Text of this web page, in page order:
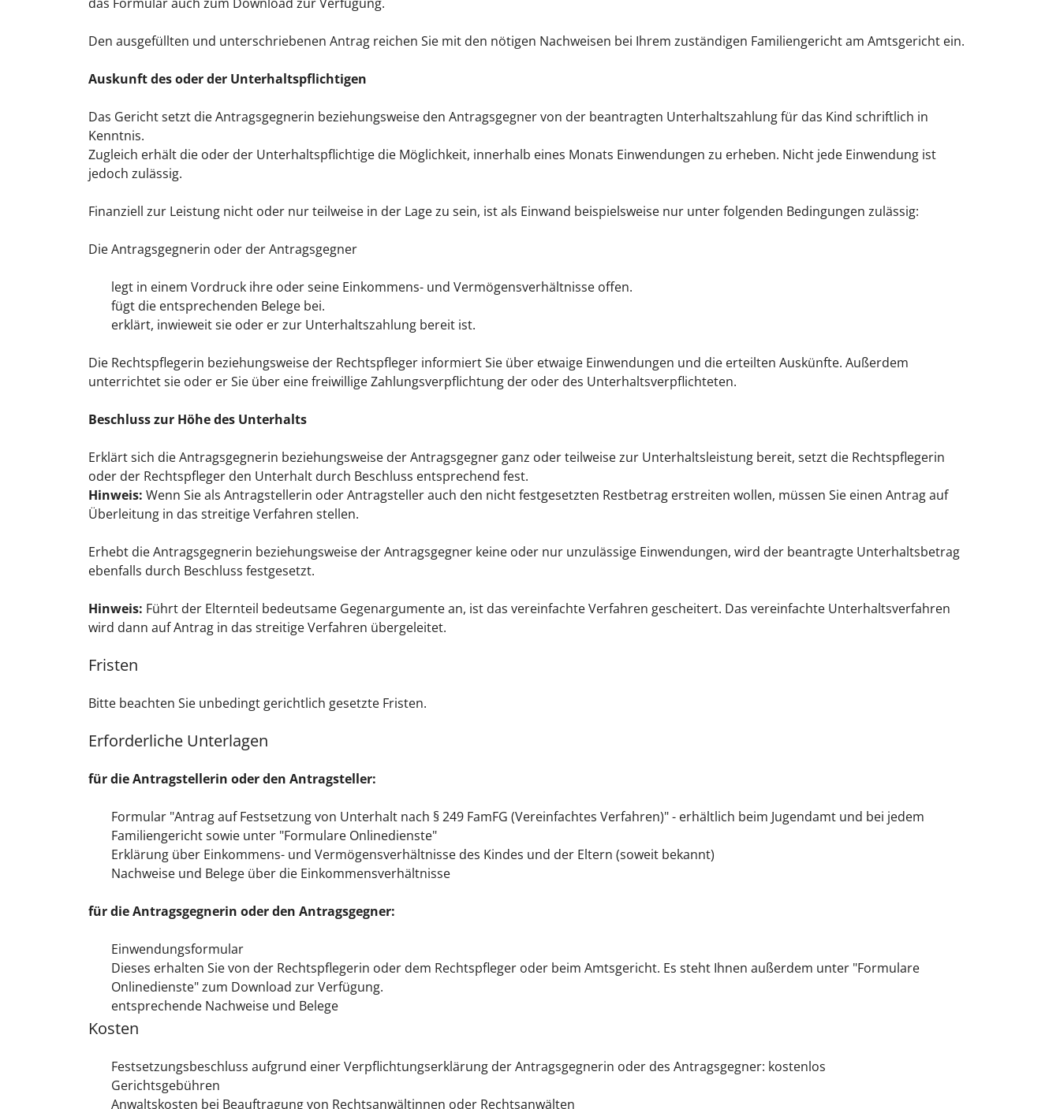
Den ausgefüllten und unterschriebenen Antrag reichen Sie mit den nötigen Nachweisen bei Ihrem zuständigen Familiengericht am Amtsgericht ein.
Auskunft des oder der Unterhaltspflichtigen
Das Gericht setzt die Antragsgegnerin beziehungsweise den Antragsgegner von der beantragten Unterhaltszahlung für das Kind schriftlich in
Kenntnis.
Zugleich erhält die oder der Unterhaltspflichtige die Möglichkeit, innerhalb eines Monats Einwendungen zu erheben. Nicht jede Einwendung ist
jedoch zulässig.
Finanziell zur Leistung nicht oder nur teilweise in der Lage zu sein, ist als Einwand beispielsweise nur unter folgenden Bedingungen zulässig:
Die Antragsgegnerin oder der Antragsgegner
legt in einem Vordruck ihre oder seine Einkommens- und Vermögensverhältnisse offen.
fügt die entsprechenden Belege bei.
erklärt, inwieweit sie oder er zur Unterhaltszahlung bereit ist.
Die Rechtspflegerin beziehungsweise der Rechtspfleger informiert Sie über etwaige Einwendungen und die erteilten Auskünfte. Außerdem
unterrichtet sie oder er Sie über eine freiwillige Zahlungsverpflichtung der oder des Unterhaltsverpflichteten.
Beschluss zur Höhe des Unterhalts
Erklärt sich die Antragsgegnerin beziehungsweise der Antragsgegner ganz oder teilweise zur Unterhaltsleistung bereit, setzt die Rechtspflegerin
oder der Rechtspfleger den Unterhalt durch Beschluss entsprechend fest.
Hinweis: Wenn Sie als Antragstellerin oder Antragsteller auch den nicht festgesetzten Restbetrag erstreiten wollen, müssen Sie einen Antrag auf
Überleitung in das streitige Verfahren stellen.
Erhebt die Antragsgegnerin beziehungsweise der Antragsgegner keine oder nur unzulässige Einwendungen, wird der beantragte Unterhaltsbetrag
ebenfalls durch Beschluss festgesetzt.
Hinweis: Führt der Elternteil bedeutsame Gegenargumente an, ist das vereinfachte Verfahren gescheitert. Das vereinfachte Unterhaltsverfahren
wird dann auf Antrag in das streitige Verfahren übergeleitet.
Fristen
Bitte beachten Sie unbedingt gerichtlich gesetzte Fristen.
Erforderliche Unterlagen
für die Antragstellerin oder den Antragsteller:
Formular "Antrag auf Festsetzung von Unterhalt nach § 249 FamFG (Vereinfachtes Verfahren)" - erhältlich beim Jugendamt und bei jedem
Familiengericht sowie unter "Formulare Onlinedienste"
Erklärung über Einkommens- und Vermögensverhältnisse des Kindes und der Eltern (soweit bekannt)
Nachweise und Belege über die Einkommensverhältnisse
für die Antragsgegnerin oder den Antragsgegner:
Einwendungsformular
Dieses erhalten Sie von der Rechtspflegerin oder dem Rechtspfleger oder beim Amtsgericht. Es steht Ihnen außerdem unter "Formulare
Onlinedienste" zum Download zur Verfügung.
entsprechende Nachweise und Belege
Kosten
Festsetzungsbeschluss aufgrund einer Verpflichtungserklärung der Antragsgegnerin oder des Antragsgegner: kostenlos
Gerichtsgebühren
Anwaltskosten bei Beauftragung von Rechtsanwältinnen oder Rechtsanwälten